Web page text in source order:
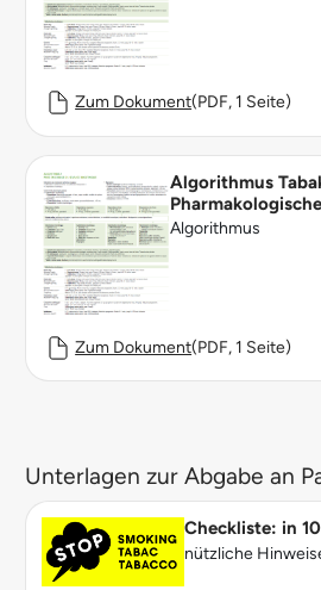
Zum Dokument(PDF, 1 Seite)
Algorithmus
Algorithmus
Zum Dokument(PDF, 1 Seite)
Unterlagen zur Abgabe an
Checkliste: in
nützliche